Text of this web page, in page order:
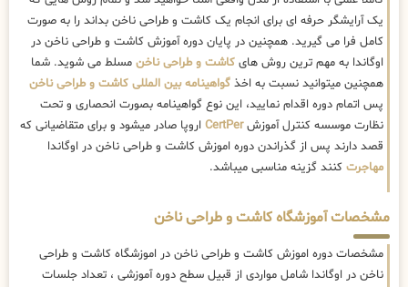
یک آرایشگر حرفه ای برای انجام یک کاشت و طراحی ناخن بداند را به صورت
کامل فرا می گیرید. همچنین در پایان دوره آموزش کاشت و طراحی ناخن در
اوگاندا به مهم ترین روش های کاشت و طراحی ناخن مسلط می شوید. شما
همچنین میتوانید نسبت به اخذ گواهینامه بین المللی کاشت و طراحی ناخن
پس اتمام دوره اقدام نمایید، این نوع گواهینامه بصورت انحصاری و تحت
نظارت موسسه کنترل آموزشCertPer اروپا صادر میشود و برای متقاضیانی که
قصد دارند پس از گذراندن دوره اموزش کاشت و طراحی ناخن در اوگاندا
مهاجرت کنند گزینه مناسبی میباشد.
مشخصات آموزشگاه کاشت و طراحی ناخن
مشخصات دوره اموزش کاشت و طراحی ناخن در اموزشگاه کاشت و طراحی
ناخن در اوگاندا شامل مواردی از قبیل سطح دوره آموزشی ، تعداد جلسات